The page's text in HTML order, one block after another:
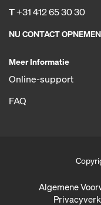
T+31 412 65 30 30
NU CONTACT OPNEMEN
Meer Informatie
Online-support
FAQ
Algemene